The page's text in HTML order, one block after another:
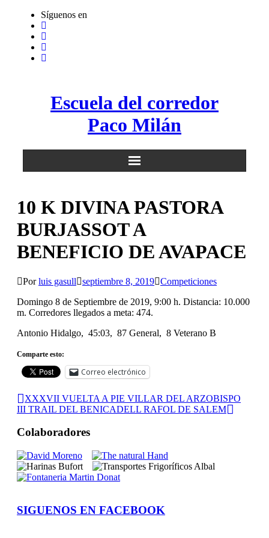
Saltar
contenido
Síguenos en
Escuela del corredor
Paco Milán
10 K DIVINA PASTORA
BURJASSOT A
BENEFICIO DE AVAPACE
Porluis gasull septiembre 8, 2019 Competiciones
Domingo 8 de Septiembre de 2019, 9:00 h. Distancia: 10.000
m. Corredores llegados a meta: 474.
Antonio Hidalgo, 45:03, 87 General, 8 Veterano B
Comparte esto:
Correo electrónico
XXXVII VUELTA A PIE VILLAR DEL ARZOBISPO
III TRAIL DEL BENICADELL RAFOL DE SALEM
Colaboradores
SIGUENOS EN FACEBOOK